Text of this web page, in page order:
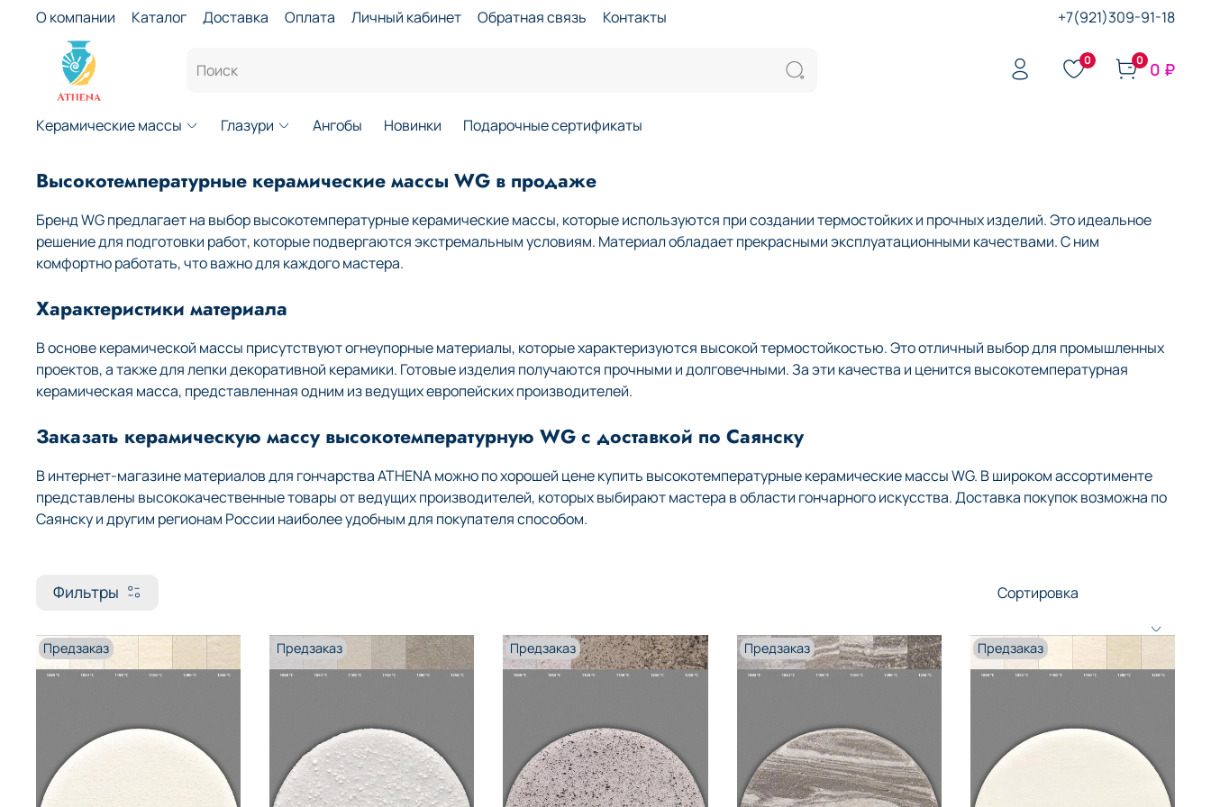
О компании Каталог Доставка Оплата Личный кабинет Обратная связь Контакты +7(921)309-91-18
0 0 0 ₽
Керамические массы Глазури Ангобы Новинки Подарочные сертификаты
Высокотемпературные керамические массы WG в продаже
Бренд WG предлагает на выбор высокотемпературные керамические массы, которые используются при создании термостойких и прочных изделий. Это идеальное
решение для подготовки работ, которые подвергаются экстремальным условиям. Материал обладает прекрасными эксплуатационными качествами. С ним
комфортно работать, что важно для каждого мастера.
Характеристики материала
В основе керамической массы присутствуют огнеупорные материалы, которые характеризуются высокой термостойкостью. Это отличный выбор для промышленных
проектов, а также для лепки декоративной керамики. Готовые изделия получаются прочными и долговечными. За эти качества и ценится высокотемпературная
керамическая масса, представленная одним из ведущих европейских производителей.
Заказать керамическую массу высокотемпературную WG с доставкой по Саянску
В интернет-магазине материалов для гончарства ATHENA можно по хорошей цене купить высокотемпературные керамические массы WG. В широком ассортименте
представлены высококачественные товары от ведущих производителей, которых выбирают мастера в области гончарного искусства. Доставка покупок возможна по
Саянску и другим регионам России наиболее удобным для покупателя способом.
Фильтры
Предзаказ Предзаказ Предзаказ Предзаказ Предзаказ